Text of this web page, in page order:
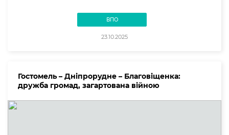
ВПО
23.10.2025
Гостомель – Дніпрорудне – Благовіщенка:
дружба громад, загартована війною